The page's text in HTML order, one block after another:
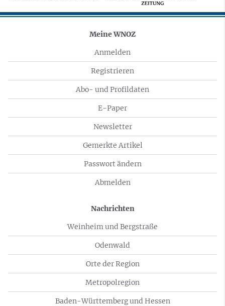
Meine WNOZ
Anmelden
Registrieren
Abo- und Profildaten
E-Paper
Newsletter
Gemerkte Artikel
Passwort ändern
Abmelden
Nachrichten
Weinheim und Bergstraße
Odenwald
Orte der Region
Metropolregion
Baden-Württemberg und Hessen